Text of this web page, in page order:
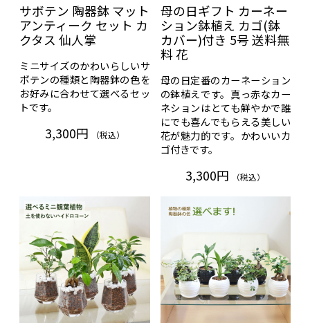
サボテン 陶器鉢 マット
アンティーク セット カ
クタス 仙人掌
ミニサイズのかわいらしいサ
ボテンの種類と陶器鉢の色を
お好みに合わせて選べるセッ
トです。
3,300円 （税込）
母の日ギフト カーネー
ション鉢植え カゴ(鉢
カバー)付き 5号 送料無
料 花
母の日定番のカーネーション
の鉢植えです。真っ赤なカー
ネションはとても鮮やかで誰
にでも喜んでもらえる美しい
花が魅力的です。かわいいカ
ゴ付きです。
3,300円 （税込）